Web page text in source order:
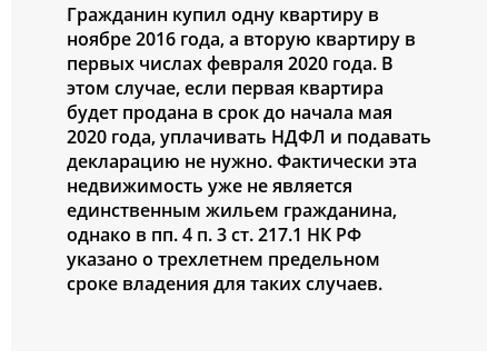
Гражданин купил одну квартиру в
ноябре 2016 года, а вторую квартиру в
первых числах февраля 2020 года. В
этом случае, если первая квартира
будет продана в срок до начала мая
2020 года, уплачивать НДФЛ и подавать
декларацию не нужно. Фактически эта
недвижимость уже не является
единственным жильем гражданина,
однако в пп. 4 п. 3 ст. 217.1 НК РФ
указано о трехлетнем предельном
сроке владения для таких случаев.